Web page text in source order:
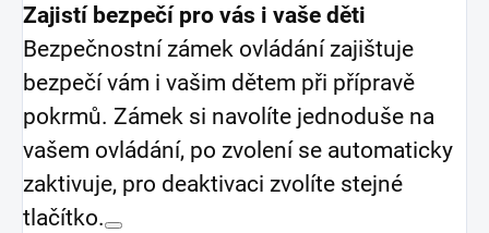
Zajistí bezpečí pro vás i vaše děti
Bezpečnostní zámek ovládání zajištuje
bezpečí vám i vašim dětem při přípravě
pokrmů. Zámek si navolíte jednoduše na
vašem ovládání, po zvolení se automaticky
zaktivuje, pro deaktivaci zvolíte stejné
tlačítko.